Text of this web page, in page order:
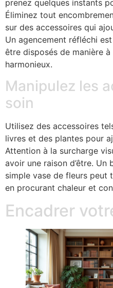
prenez quelques instants
Éliminez tout
sur des accessoires qui
Un agencement réfléchi
être disposés de manière
harmonieux.
Manipulez les
soin
Utilisez des accessoires
livres et des plantes pour
Attention à la surcharge
avoir une raison d’être. Un
simple vase de fleurs peut
en procurant chaleur et
Encadrer